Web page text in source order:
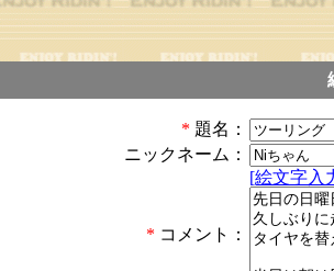
* 題名：
ニックネーム：
* コメント：
[絵文字入